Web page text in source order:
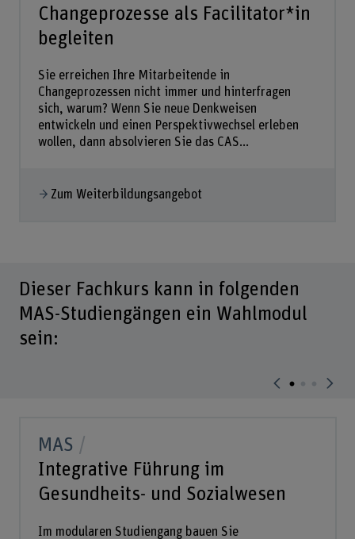
Changeprozesse als Facilitator*in
begleiten
Sie erreichen Ihre Mitarbeitende in
Changeprozessen nicht immer und hinterfragen
sich, warum? Wenn Sie neue Denkweisen
entwickeln und einen Perspektivwechsel erleben
wollen, dann absolvieren Sie das CAS...
Zum Weiterbildungsangebot
Dieser Fachkurs kann in folgenden
MAS-Studiengängen ein Wahlmodul
sein:
MAS
Integrative Führung im
Gesundheits- und Sozialwesen
Im modularen Studiengang bauen Sie